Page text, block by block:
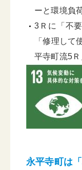
ーと環境負
3Ｒに「不
「修理して
平寺町流5
永平寺町は